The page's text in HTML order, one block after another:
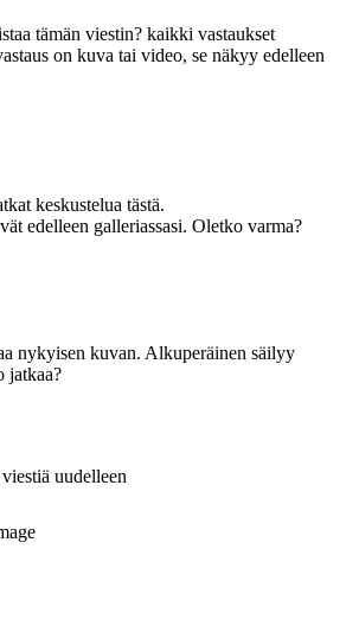
tämän viestin? kaikki vastaukset
on kuva tai video, se näkyy edelleen
keskustelua tästä.
edelleen galleriassasi. Oletko varma?
nykyisen kuvan. Alkuperäinen säilyy
jatkaa?
uudelleen